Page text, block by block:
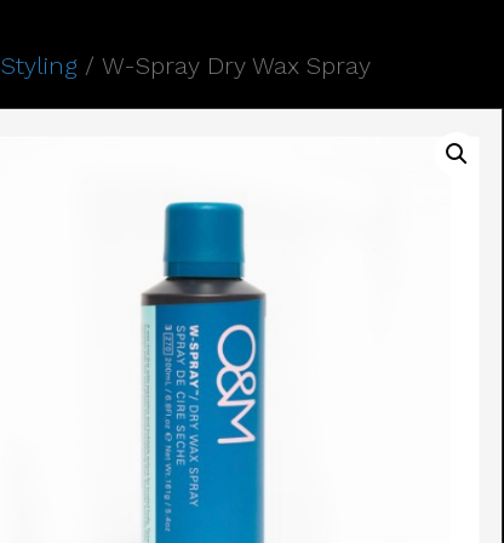
Styling / W-Spray Dry Wax Spray